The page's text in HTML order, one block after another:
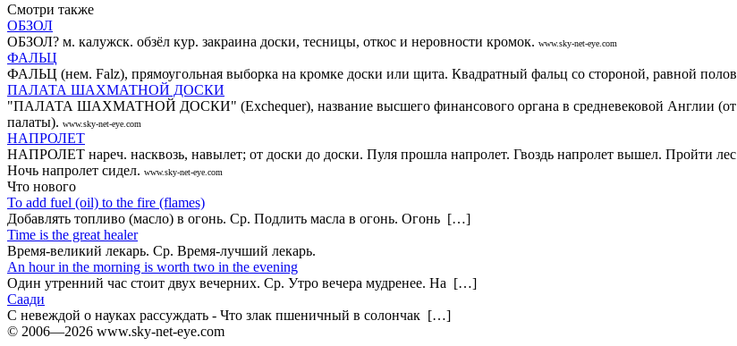
Смотри также
ОБЗОЛ
ОБЗОЛ? м. калужск. обзёл кур. закраина доски, тесницы, откос и неровности кромок. www.sky-net-eye.com
ФАЛЬЦ
ФАЛЬЦ (нем. Falz), прямоугольная выборка на кромке доски или щита. Квадратный фальц со стороной, равной
ПАЛАТА ШАХМАТНОЙ ДОСКИ
"ПАЛАТА ШАХМАТНОЙ ДОСКИ" (Exchequer), название высшего финансового органа в средневековой Англии (от
палаты). www.sky-net-eye.com
НАПРОЛЕТ
НАПРОЛЕТ нареч. насквозь, навылет; от доски до доски. Пуля прошла напролет. Гвоздь напролет вышел. Пройти
Ночь напролет сидел. www.sky-net-eye.com
Что нового
То add fuel (oil) to the fire (flames)
Добавлять топливо (масло) в огонь. Ср. Подлить масла в огонь. Огонь […]
Time is the great healer
Время-великий лекарь. Ср. Время-лучший лекарь.
An hour in the morning is worth two in the evening
Один утренний час стоит двух вечерних. Ср. Утро вечера мудренее. На […]
Саади
С невеждой о науках рассуждать - Что злак пшеничный в солончак […]
© 2006—2026 www.sky-net-eye.com